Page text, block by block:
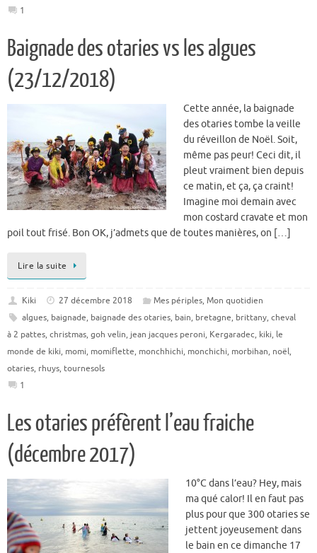
1
Baignade des otaries vs les algues
(23/12/2018)
Cette année, la baignade
des otaries tombe la veille
du réveillon de Noël. Soit,
même pas peur! Ceci dit, il
pleut vraiment bien depuis
ce matin, et ça, ça craint!
Imagine moi demain avec
mon costard cravate et mon
poil tout frisé. Bon OK, j’admets que de toutes manières, on […]
Lire la suite
Kiki 27 décembre 2018 Mes périples, Mon quotidien
algues, baignade, baignade des otaries, bain, bretagne, brittany, cheval
à 2 pattes, christmas, goh velin, jean jacques peroni, Kergaradec, kiki, le
monde de kiki, momi, momiflette, monchhichi, monchichi, morbihan, noël,
otaries, rhuys, tournesols
1
Les otaries préfèrent l’eau fraiche
(décembre 2017)
10°C dans l’eau? Hey, mais
ma qué calor! Il en faut pas
plus pour que 300 otaries se
jettent joyeusement dans
le bain en ce dimanche 17